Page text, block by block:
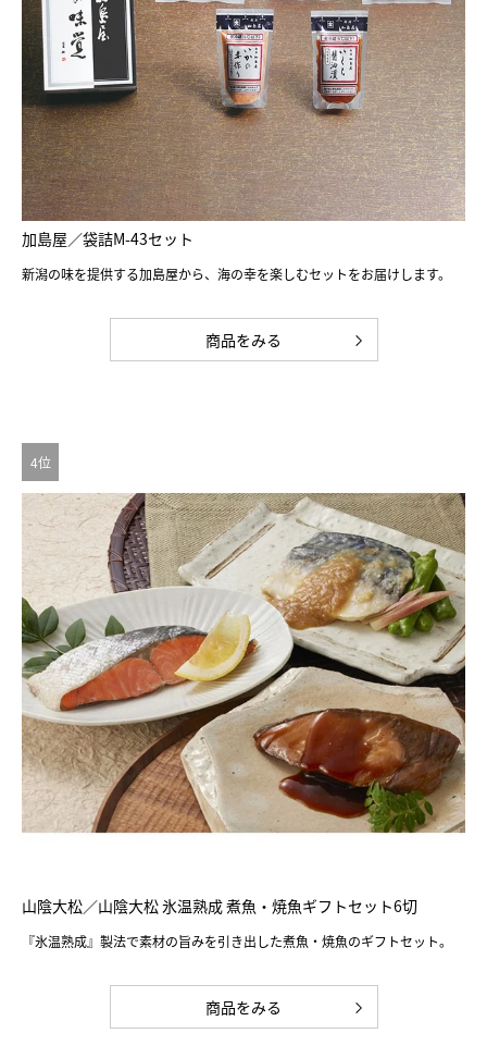
加島屋／袋詰M-43セット
新潟の味を提供する加島屋から、海の幸を楽しむセットをお届けします。
商品をみる
4位
山陰大松／山陰大松 氷温熟成 煮魚・焼魚ギフトセット6切
『氷温熟成』製法で素材の旨みを引き出した煮魚・焼魚のギフトセット。
商品をみる